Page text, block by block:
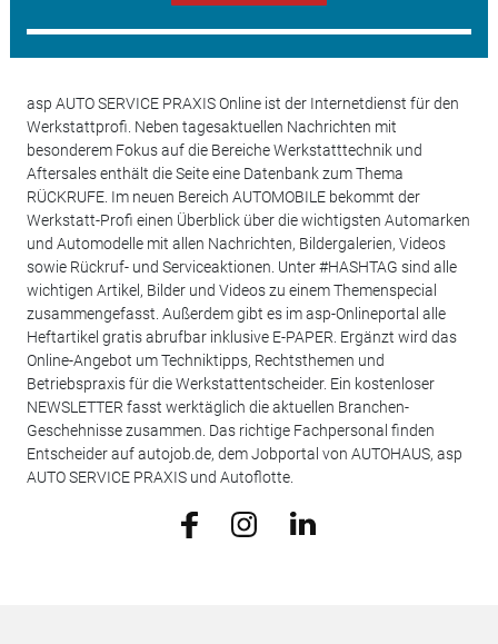
asp AUTO SERVICE PRAXIS Online ist der Internetdienst für den
Werkstattprofi. Neben tagesaktuellen Nachrichten mit
besonderem Fokus auf die Bereiche Werkstatttechnik und
Aftersales enthält die Seite eine Datenbank zum Thema
RÜCKRUFE. Im neuen Bereich AUTOMOBILE bekommt der
Werkstatt-Profi einen Überblick über die wichtigsten Automarken
und Automodelle mit allen Nachrichten, Bildergalerien, Videos
sowie Rückruf- und Serviceaktionen. Unter #HASHTAG sind alle
wichtigen Artikel, Bilder und Videos zu einem Themenspecial
zusammengefasst. Außerdem gibt es im asp-Onlineportal alle
Heftartikel gratis abrufbar inklusive E-PAPER. Ergänzt wird das
Online-Angebot um Techniktipps, Rechtsthemen und
Betriebspraxis für die Werkstattentscheider. Ein kostenloser
NEWSLETTER fasst werktäglich die aktuellen Branchen-
Geschehnisse zusammen. Das richtige Fachpersonal finden
Entscheider auf autojob.de, dem Jobportal von AUTOHAUS, asp
AUTO SERVICE PRAXIS und Autoflotte.